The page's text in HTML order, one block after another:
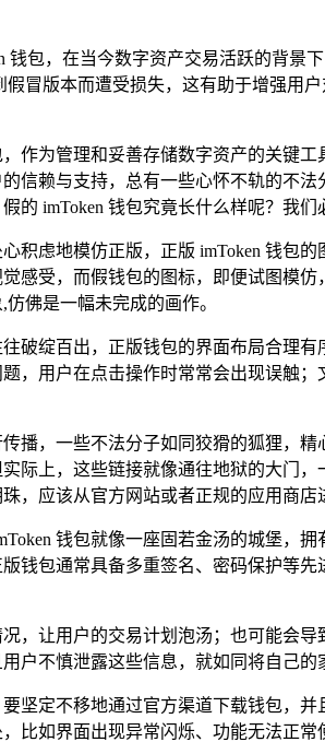
钱包，在当今数字资产交易活跃的背景
冒版本而遭受损失，这有助于增强用
作为管理和妥善存储数字资产的关键
信赖与支持，总有一些心怀不轨的不
imToken 钱包究竟长什么样呢？我
积虑地模仿正版，正版 imToken 钱包
感受，而假钱包的图标，即便试图模
佛是一幅未完成的画作。
破绽百出，正版钱包的界面布局合理
，用户在点击操作时常常会出现误触
播，一些不法分子如同狡猾的狐狸，
际上，这些链接就像通往地狱的大门
，应该从官方网站或者正规的应用商
钱包就像一座固若金汤的城堡，
钱包通常具备多重签名、密码保护等
，让用户的交易计划泡汤；也可能会
户不慎泄露这些信息，就如同将自己的
坚定不移地通过官方渠道下载钱包，
比如界面出现异常闪烁、功能无法正